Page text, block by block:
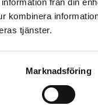
från din
kombinera
tjänster.
Marknadsföring
snabbt uppmanas